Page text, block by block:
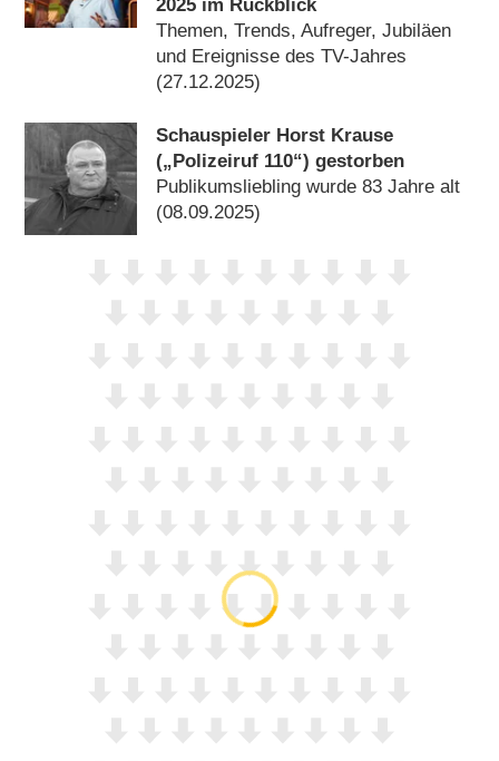
2025 im Rückblick
Themen, Trends, Aufreger, Jubiläen
und Ereignisse des TV-Jahres
(27.12.2025)
Schauspieler Horst Krause
(„Polizeiruf 110“) gestorben
Publikumsliebling wurde 83 Jahre alt
(08.09.2025)